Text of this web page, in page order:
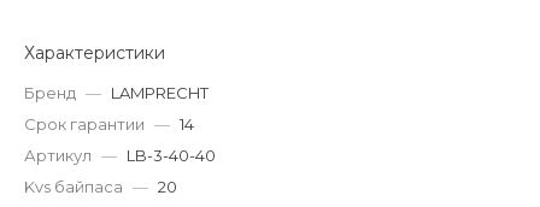
Характеристики
Бренд — LAMPRECHT
Срок гарантии — 14
Артикул — LB-3-40-40
Kvs байпаса — 20